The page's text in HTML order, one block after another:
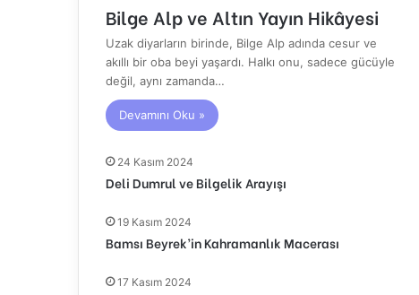
Bilge Alp ve Altın Yayın Hikâyesi
Uzak diyarların birinde, Bilge Alp adında cesur ve
akıllı bir oba beyi yaşardı. Halkı onu, sadece gücüyle
değil, aynı zamanda…
Devamını Oku »
24 Kasım 2024
Deli Dumrul ve Bilgelik Arayışı
19 Kasım 2024
Bamsı Beyrek’in Kahramanlık Macerası
17 Kasım 2024